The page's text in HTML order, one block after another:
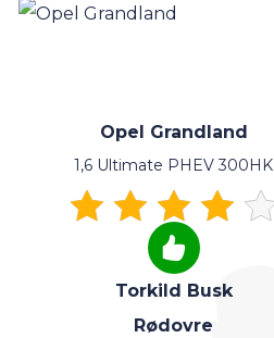
Opel Grandland
1,6 Ultimate PHEV 300HK
Torkild Busk
Rødovre